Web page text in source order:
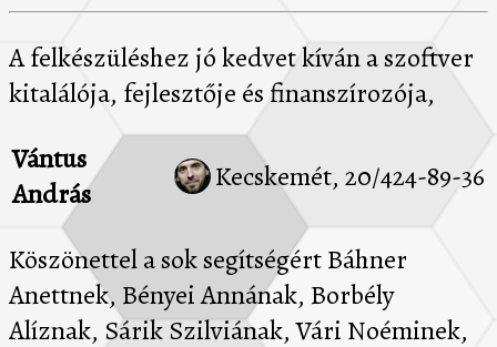
A felkészüléshez jó kedvet kíván a szoftver
kitalálója, fejlesztője és finanszírozója,
Vántus
András
Kecskemét, 20/424-89-36
Köszönettel a sok segítségért Báhner
Anettnek, Bényei Annának, Borbély
Alíznak, Sárik Szilviának, Vári Noéminek,